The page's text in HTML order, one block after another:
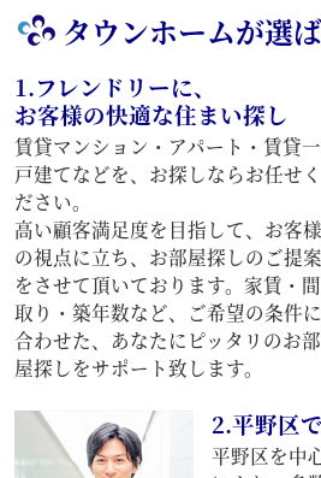
タウンホームが選
1.フレンドリーに、
お客様の快適な住まい探し
賃貸マンション・アパート・賃貸一
戸建てなどを、お探しならお任せく
ださい。
高い顧客満足度を目指して、お客様
の視点に立ち、お部屋探しのご提案
をさせて頂いております。家賃・間
取り・築年数など、ご希望の条件に
合わせた、あなたにピッタリのお部
屋探しをサポート致します。
2.平野区
平野区を中